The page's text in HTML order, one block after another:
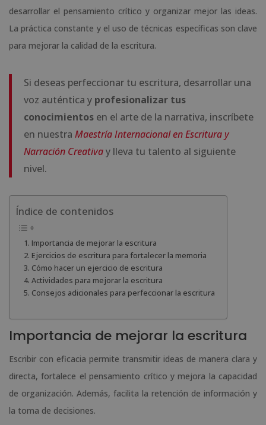
desarrollar el pensamiento crítico y organizar mejor las ideas.
La práctica constante y el uso de técnicas específicas son clave
para mejorar la calidad de la escritura.
Si deseas perfeccionar tu escritura, desarrollar una
voz auténtica y profesionalizar tus
conocimientos en el arte de la narrativa, inscríbete
en nuestra Maestría Internacional en Escritura y
Narración Creativay lleva tu talento al siguiente
nivel.
Índice de contenidos
Importancia de mejorar la escritura
Ejercicios de escritura para fortalecer la memoria
Cómo hacer un ejercicio de escritura
Actividades para mejorar la escritura
Consejos adicionales para perfeccionar la escritura
Importancia de mejorar la escritura
Escribir con eficacia permite transmitir ideas de manera clara y
directa, fortalece el pensamiento crítico y mejora la capacidad
de organización. Además, facilita la retención de información y
la toma de decisiones.